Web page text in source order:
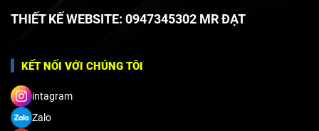
THIẾT KẾ WEBSITE: 0947345302 MR ĐẠT
KẾT NỐI VỚI CHÚNG TÔI
intagram
Zalo